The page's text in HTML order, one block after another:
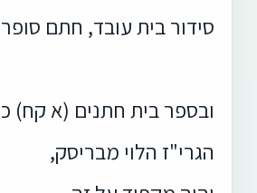
סידור בית עובד, חתם סופר
ובספר בית חתנים (א קח)
הגרי"ז הלוי מבריסק,